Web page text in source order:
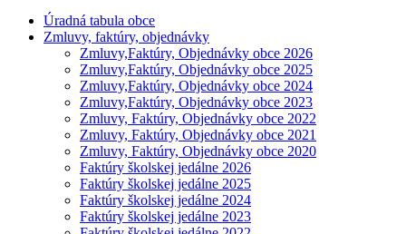
Úradná tabula obce
Zmluvy, faktúry, objednávky
Zmluvy,Faktúry, Objednávky obce 2026
Zmluvy,Faktúry, Objednávky obce 2025
Zmluvy,Faktúry, Objednávky obce 2024
Zmluvy,Faktúry, Objednávky obce 2023
Zmluvy, Faktúry, Objednávky obce 2022
Zmluvy, Faktúry, Objednávky obce 2021
Zmluvy, Faktúry, Objednávky obce 2020
Faktúry školskej jedálne 2026
Faktúry školskej jedálne 2025
Faktúry školskej jedálne 2024
Faktúry školskej jedálne 2023